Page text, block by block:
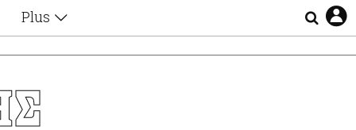
Plus
Αφιερώματα
Ζώδια